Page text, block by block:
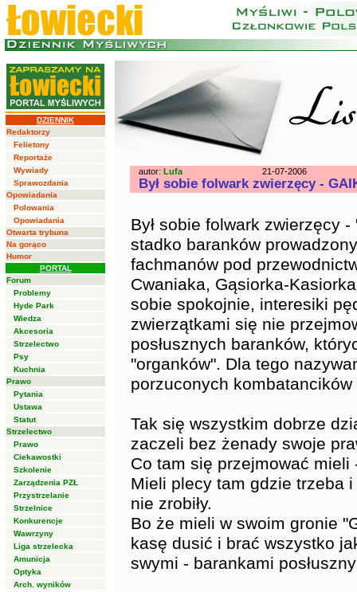
DZIENNIK
Redaktorzy
Felietony
Reportaże
Wywiady
Sprawozdania
Opowiadania
Polowania
Opowiadania
Otwarta trybuna
Na gorąco
Humor
PORTAL
Forum
Problemy
Hyde Park
Wiedza
Akcesoria
Strzelectwo
Psy
Kuchnia
Prawo
Pytania
Ustawa
Statut
Strzelectwo
Prawo
Ciekawostki
Szkolenie
Zarządzenia PZŁ
Przystrzelanie
Strzelnice
Konkurencje
Wawrzyny
Liga strzelecka
Amunicja
Optyka
Arch. wyników
autor: Lufa 21-07-2006
Był sobie folwark zwierzęcy -
Był sobie folwark zwierzęcy
stadko baranków
fachmanów pod
Cwaniaka, Gąsiorka-
sobie spokojnie, interesiki
zwierzątkami się nie
posłusznych baranków,
"organków". Dla tego
porzuconych
Tak się wszystkim dobrze
zaczeli bez żenady swoje
Co tam się przejmować
Mieli plecy tam gdzie trzeba
nie zrobiły.
Bo że mieli w swoim gronie
kasę dusić i brać wszystko
swymi - barankami